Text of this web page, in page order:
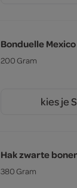
Bonduelle
200 Gram
kies je
Hak zwarte
380 Gram